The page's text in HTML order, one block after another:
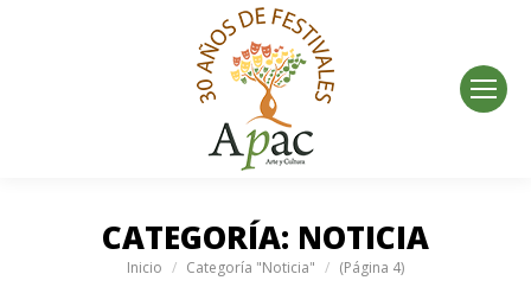
CATEGORÍA: NOTICIA
Estás aquí:
Inicio Categoría "Noticia" (Página 4)